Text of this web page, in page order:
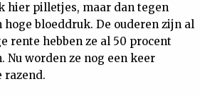
hier pilletjes, maar dan tegen
bloeddruk. De ouderen zijn al
rente hebben ze al 50 procent
Nu worden ze nog een keer
razend.